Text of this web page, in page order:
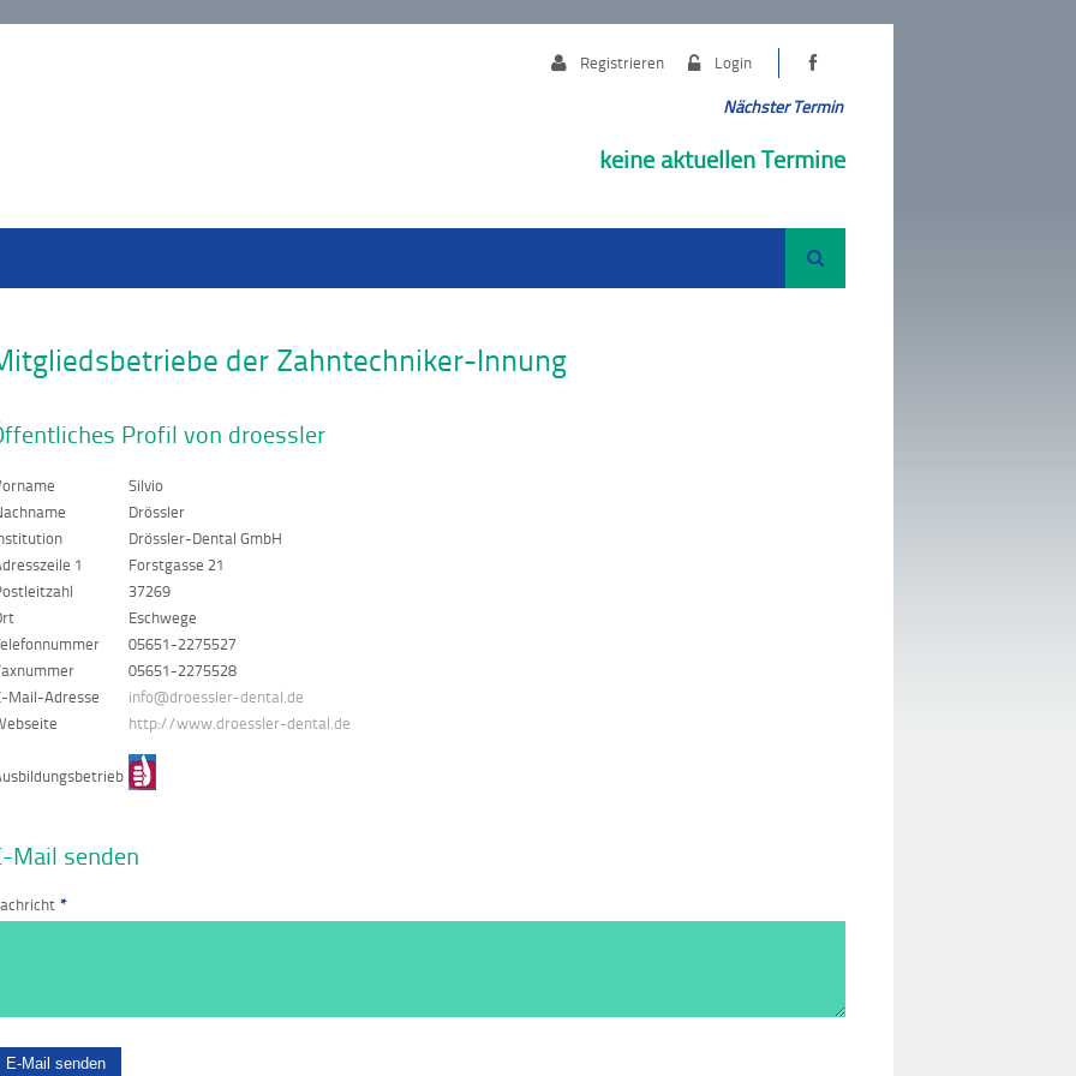
Registrieren Login
Nächster Termin
keine aktuellen Termine
Suche
der Zahntechniker-Innung
Profil von droessler
Silvio
Drössler
Drössler-Dental GmbH
1
Forstgasse 21
37269
Eschwege
05651-2275527
05651-2275528
Mail-Adresse
info@droessler-dental.de
http://www.droessler-dental.de
Mail senden
*